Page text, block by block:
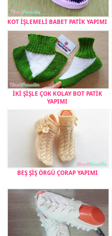
KOT İŞLEMELİ BABET PATİK YAPIMI
İKİ ŞİŞLE ÇOK KOLAY BOT PATİK
YAPIMI
BEŞ ŞİŞ ÖRGÜ ÇORAP YAPIMI